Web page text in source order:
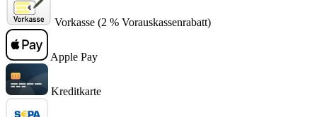
Vorkasse (2 % Vorauskassenrabatt)
Apple Pay
Kreditkarte